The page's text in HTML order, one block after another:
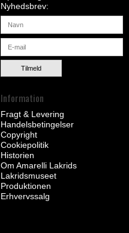
Nyhedsbrev
Tilmeld
Information
Fragt & Levering
Handelsbetingelser
Copyright
Cookiepolitik
Historien
Om Amarelli Lakrids
Lakridsmuseet
Produktionen
Erhvervssalg